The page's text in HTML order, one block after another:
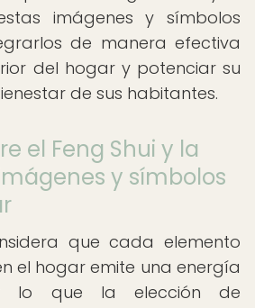
imágenes y símbolos
de manera efectiva
del hogar y potenciar su
de sus habitantes.
el Feng Shui y la
y símbolos
que cada elemento
el hogar emite una energía
lo que la elección de